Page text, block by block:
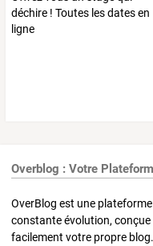
Overblog : Votre
OverBlog est une
constante évolution,
facilement votre propre